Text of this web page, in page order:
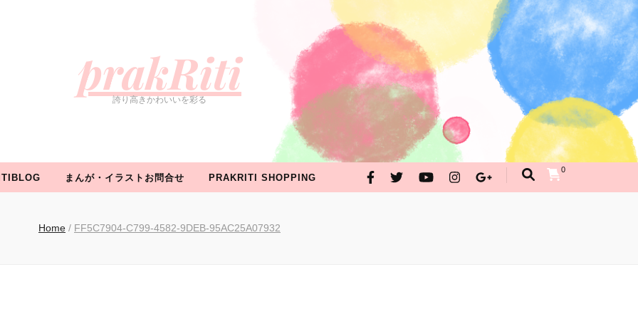
prakRiti
誇り高きかわいいを彩る
まんが・イラストお問合せ PRAKRITI SHOPPING
0
まんが・イラストお問合せ PRAKRITI SHOPPING
Home / FF5C7904-C799-4582-9DEB-95AC25A07932